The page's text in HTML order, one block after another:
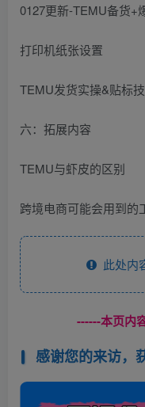
0127更新-TEMU备货+
打印机纸张设置
TEMU发货实操&贴标
六：拓展内容
TEMU与虾皮的区别
跨境电商可能会用到的
此处内
------本页内
感谢您的来访，